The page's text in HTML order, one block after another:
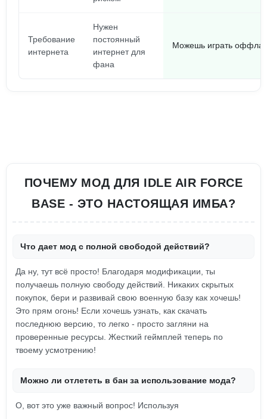
Требование
интернета
Нужен
постоянный
интернет для
фана
Можешь играть
ПОЧЕМУ МОД ДЛЯ IDLE AIR FORCE
BASE - ЭТО НАСТОЯЩАЯ ИМБА?
Что дает мод с полной свободой действий?
Да ну, тут всё просто! Благодаря модификации, ты
получаешь полную свободу действий. Никаких скрытых
покупок, бери и развивай свою военную базу как хочешь!
Это прям огонь! Если хочешь узнать, как скачать
последнюю версию, то легко - просто загляни на
проверенные ресурсы. Жесткий геймплей теперь по
твоему усмотрению!
Можно ли отлететь в бан за использование мода?
О, вот это уже важный вопрос! Используя